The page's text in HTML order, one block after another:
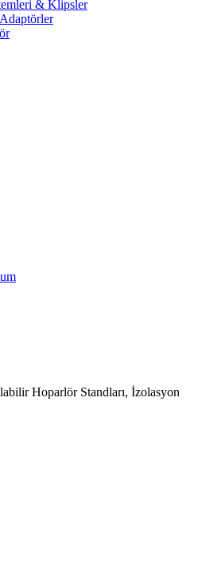
& Klipsler
Hoparlör Standları, İzolasyon